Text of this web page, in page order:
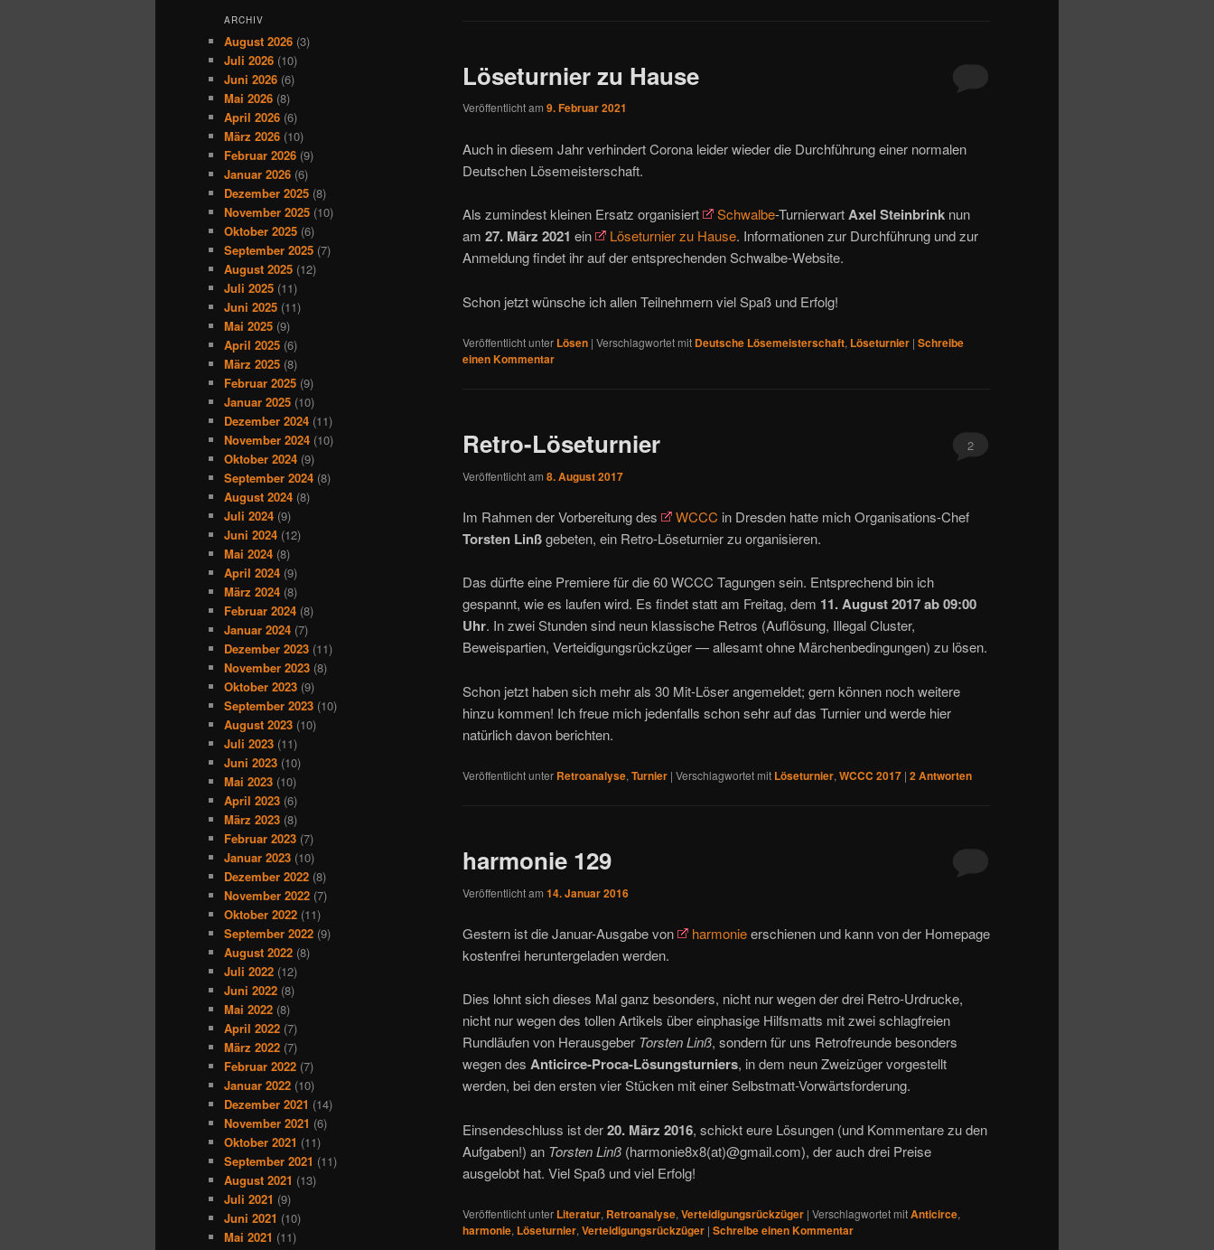
Löseturnier zu Hause
Veröffentlicht am 9. Februar 2021
Auch in diesem Jahr verhindert Corona leider wieder die Durchführung einer normalen
Deutschen Lösemeisterschaft.
Als zumindest kleinen Ersatz organisiert Schwalbe-TurnierwartAxel Steinbrink nun
am 27. März 2021 ein Löseturnier zu Hause. Informationen zur Durchführung und zur
Anmeldung findet ihr auf der entsprechenden Schwalbe-Website.
Schon jetzt wünsche ich allen Teilnehmern viel Spaß und Erfolg!
Veröffentlicht unter Lösen | Verschlagwortet mit Deutsche Lösemeisterschaft, Löseturnier | Schreibe
einen Kommentar
Retro-Löseturnier
Veröffentlicht am 8. August 2017
2
Im Rahmen der Vorbereitung des WCCC in Dresden hatte mich Organisations-Chef
Torsten Linßgebeten, ein Retro-Löseturnier zu organisieren.
Das dürfte eine Premiere für die 60 WCCC Tagungen sein. Entsprechend bin ich
gespannt, wie es laufen wird. Es findet statt am Freitag, dem 11. August 2017 ab 09:00
Uhr. In zwei Stunden sind neun klassische Retros (Auflösung, Illegal Cluster,
Beweispartien, Verteidigungsrückzüger — allesamt ohne Märchenbedingungen) zu lösen.
Schon jetzt haben sich mehr als 30 Mit-Löser angemeldet; gern können noch weitere
hinzu kommen! Ich freue mich jedenfalls schon sehr auf das Turnier und werde hier
natürlich davon berichten.
Veröffentlicht unter Retroanalyse, Turnier | Verschlagwortet mit Löseturnier, WCCC 2017 | 2Antworten
harmonie 129
Veröffentlicht am 14. Januar 2016
Gestern ist die Januar-Ausgabe von harmonieerschienen und kann von der Homepage
kostenfrei heruntergeladen werden.
Dies lohnt sich dieses Mal ganz besonders, nicht nur wegen der drei Retro-Urdrucke,
nicht nur wegen des tollen Artikels über einphasige Hilfsmatts mit zwei schlagfreien
Rundläufen von Herausgeber Torsten Linß, sondern für uns Retrofreunde besonders
wegen des Anticirce-Proca-Lösungsturniers, in dem neun Zweizüger vorgestellt
werden, bei den ersten vier Stücken mit einer Selbstmatt-Vorwärtsforderung.
Einsendeschluss ist der20. März 2016, schickt eure Lösungen (und Kommentare zu den
Aufgaben!) an Torsten Linß (harmonie8x8(at)@gmail.com), der auch drei Preise
ausgelobt hat. Viel Spaß und viel Erfolg!
Veröffentlicht unter Literatur, Retroanalyse, Verteidigungsrückzüger | Verschlagwortet mitAnticirce,
harmonie, Löseturnier, Verteidigungsrückzüger | Schreibe einen Kommentar
ARCHIV
August 2026 (3)
Juli 2026 (10)
Juni 2026 (6)
Mai 2026 (8)
April 2026 (6)
März 2026 (10)
Februar 2026 (9)
Januar 2026 (6)
Dezember 2025 (8)
November 2025 (10)
Oktober 2025 (6)
September 2025 (7)
August 2025 (12)
Juli 2025 (11)
Juni 2025 (11)
Mai 2025 (9)
April 2025 (6)
März 2025 (8)
Februar 2025 (9)
Januar 2025 (10)
Dezember 2024 (11)
November 2024 (10)
Oktober 2024 (9)
September 2024 (8)
August 2024 (8)
Juli 2024 (9)
Juni 2024 (12)
Mai 2024 (8)
April 2024 (9)
März 2024 (8)
Februar 2024 (8)
Januar 2024 (7)
Dezember 2023 (11)
November 2023 (8)
Oktober 2023 (9)
September 2023 (10)
August 2023 (10)
Juli 2023 (11)
Juni 2023 (10)
Mai 2023 (10)
April 2023 (6)
März 2023 (8)
Februar 2023 (7)
Januar 2023 (10)
Dezember 2022 (8)
November 2022 (7)
Oktober 2022 (11)
September 2022 (9)
August 2022 (8)
Juli 2022 (12)
Juni 2022 (8)
Mai 2022 (8)
April 2022 (7)
März 2022 (7)
Februar 2022 (7)
Januar 2022 (10)
Dezember 2021 (14)
November 2021 (6)
Oktober 2021 (11)
September 2021 (11)
August 2021 (13)
Juli 2021 (9)
Juni 2021 (10)
Mai 2021 (11)